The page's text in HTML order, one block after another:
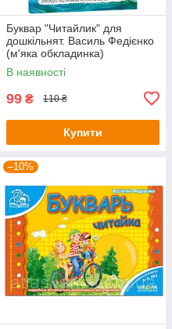
Буквар "Читайлик" для
дошкільнят. Василь Федієнко
(м'яка обкладинка)
В наявності
99 ₴ 110 ₴
Купити
–10%